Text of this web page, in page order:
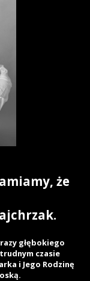
że
głębokiego
czasie
i Jego Rodzinę